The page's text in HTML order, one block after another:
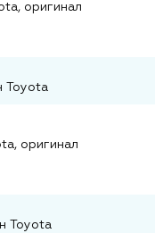
оригинал
Toyota
оригинал
Toyota